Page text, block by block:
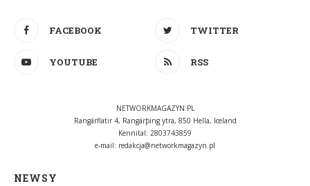
FACEBOOK TWITTER
YOUTUBE RSS
NETWORKMAGAZYN.PL
Rangárflatir 4, Rangárþing ytra, 850 Hella, Iceland
Kennital: 2803743859
e-mail: redakcja@networkmagazyn.pl
NEWSY